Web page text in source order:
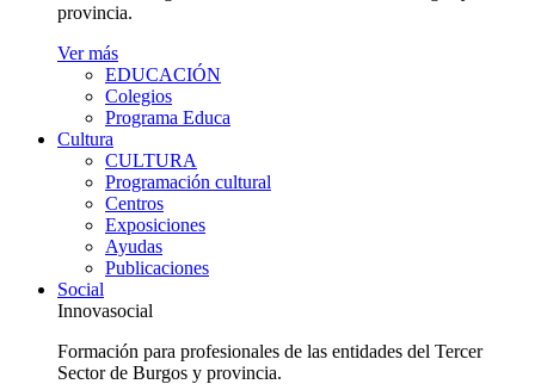
provincia.
Ver más
EDUCACIÓN
Colegios
Programa Educa
Cultura
CULTURA
Programación cultural
Centros
Exposiciones
Ayudas
Publicaciones
Social
Innovasocial
Formación para profesionales de las entidades del Tercer
Sector de Burgos y provincia.